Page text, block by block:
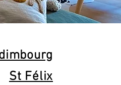
St Félix